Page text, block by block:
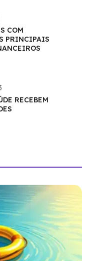
COM
PRINCIPAIS
RECEBEM